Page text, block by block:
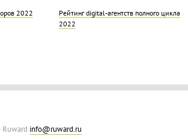
2022
Рейтинг digital-агентств полного цикла
2022
info@ruward.ru